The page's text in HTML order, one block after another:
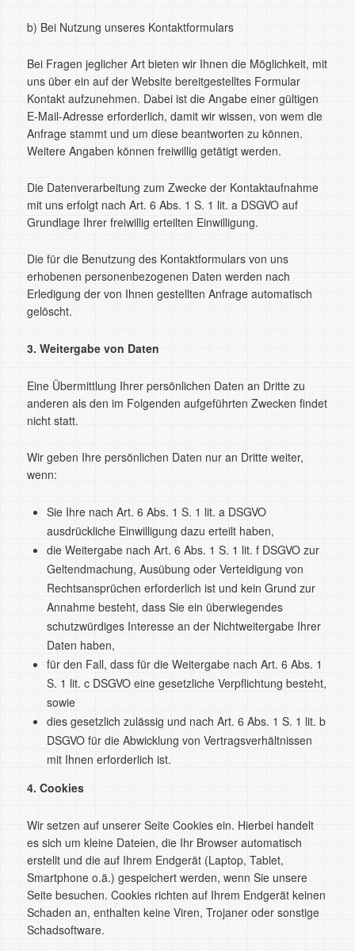
b) Bei Nutzung unseres Kontaktformulars
Bei Fragen jeglicher Art bieten wir Ihnen die Möglichkeit, mit
uns über ein auf der Website bereitgestelltes Formular
Kontakt aufzunehmen. Dabei ist die Angabe einer gültigen
E-Mail-Adresse erforderlich, damit wir wissen, von wem die
Anfrage stammt und um diese beantworten zu können.
Weitere Angaben können freiwillig getätigt werden.
Die Datenverarbeitung zum Zwecke der Kontaktaufnahme
mit uns erfolgt nach Art. 6 Abs. 1 S. 1 lit. a DSGVO auf
Grundlage Ihrer freiwillig erteilten Einwilligung.
Die für die Benutzung des Kontaktformulars von uns
erhobenen personenbezogenen Daten werden nach
Erledigung der von Ihnen gestellten Anfrage automatisch
gelöscht.
3. Weitergabe von Daten
Eine Übermittlung Ihrer persönlichen Daten an Dritte zu
anderen als den im Folgenden aufgeführten Zwecken findet
nicht statt.
Wir geben Ihre persönlichen Daten nur an Dritte weiter,
wenn:
Sie Ihre nach Art. 6 Abs. 1 S. 1 lit. a DSGVO
ausdrückliche Einwilligung dazu erteilt haben,
die Weitergabe nach Art. 6 Abs. 1 S. 1 lit. f DSGVO zur
Geltendmachung, Ausübung oder Verteidigung von
Rechtsansprüchen erforderlich ist und kein Grund zur
Annahme besteht, dass Sie ein überwiegendes
schutzwürdiges Interesse an der Nichtweitergabe Ihrer
Daten haben,
für den Fall, dass für die Weitergabe nach Art. 6 Abs. 1
S. 1 lit. c DSGVO eine gesetzliche Verpflichtung besteht,
sowie
dies gesetzlich zulässig und nach Art. 6 Abs. 1 S. 1 lit. b
DSGVO für die Abwicklung von Vertragsverhältnissen
mit Ihnen erforderlich ist.
4. Cookies
Wir setzen auf unserer Seite Cookies ein. Hierbei handelt
es sich um kleine Dateien, die Ihr Browser automatisch
erstellt und die auf Ihrem Endgerät (Laptop, Tablet,
Smartphone o.ä.) gespeichert werden, wenn Sie unsere
Seite besuchen. Cookies richten auf Ihrem Endgerät keinen
Schaden an, enthalten keine Viren, Trojaner oder sonstige
Schadsoftware.